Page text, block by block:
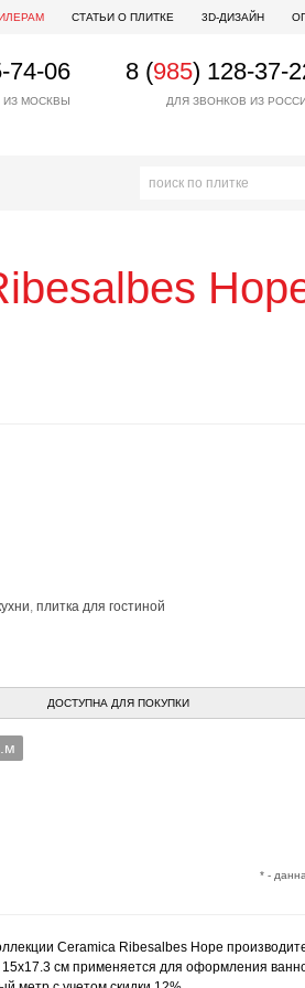
СТАТЬИ О ПЛИТКЕ 3D-ДИЗАЙН
74-06
ИЗ МОСКВЫ
8 (985) 128-37-
ДЛЯ ЗВОНКОВ ИЗ
, плитка для гостиной
ДОСТУПНА ДЛЯ ПОКУПКИ
* -
Ceramica Ribesalbes Hope
см применяется для оформления